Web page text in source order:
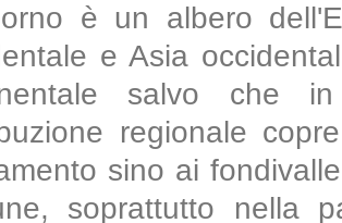
è un albero
e Asia
salvo che
regionale
sino ai
soprattutto nella